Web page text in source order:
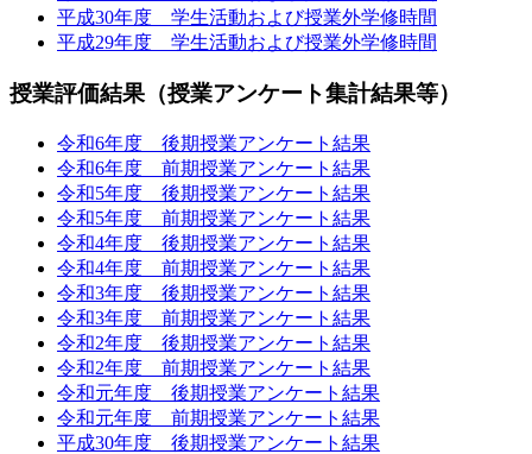
平成30年度 学生活動および授業外学修時間
平成29年度 学生活動および授業外学修時間
授業評価結果（授業アンケート集計結果等）
令和6年度 後期授業アンケート結果
令和6年度 前期授業アンケート結果
令和5年度 後期授業アンケート結果
令和5年度 前期授業アンケート結果
令和4年度 後期授業アンケート結果
令和4年度 前期授業アンケート結果
令和3年度 後期授業アンケート結果
令和3年度 前期授業アンケート結果
令和2年度 後期授業アンケート結果
令和2年度 前期授業アンケート結果
令和元年度 後期授業アンケート結果
令和元年度 前期授業アンケート結果
平成30年度 後期授業アンケート結果